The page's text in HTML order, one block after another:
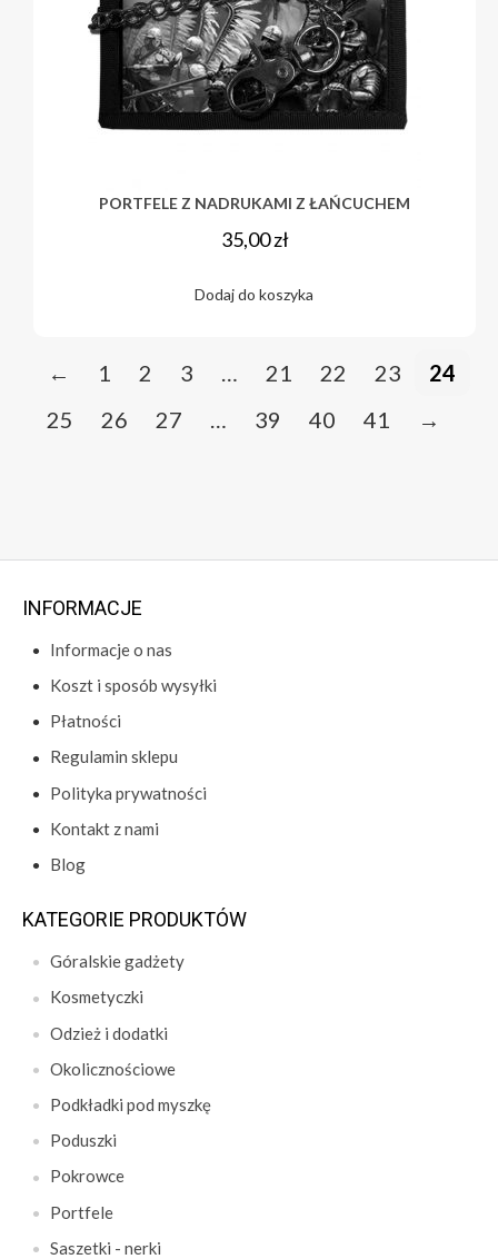
PORTFELE Z NADRUKAMI Z ŁAŃCUCHEM
35,00zł
Dodaj do koszyka
← 1 2 3 21 22 23
24
25
26 27 39 40 41 →
INFORMACJE
Informacje o nas
Koszt i sposób wysyłki
Płatności
Regulamin sklepu
Polityka prywatności
Kontakt z nami
Blog
KATEGORIE PRODUKTÓW
Góralskie gadżety
Kosmetyczki
Odzież i dodatki
Okolicznościowe
Podkładki pod myszkę
Poduszki
Pokrowce
Portfele
Saszetki - nerki